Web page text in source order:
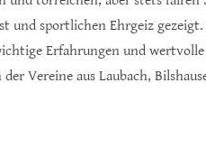
und sportlichen Ehrgeiz
Erfahrungen und wertvolle
Vereine aus Laubach,